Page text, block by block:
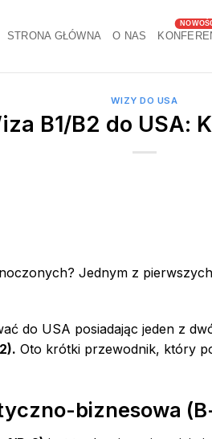
STRONA GŁÓWNA O NAS
WIZY DO USA
B1/B2 do USA:
Jednym z
do USA posiadając jeden z
Oto krótki przewodnik, który
biznesowa